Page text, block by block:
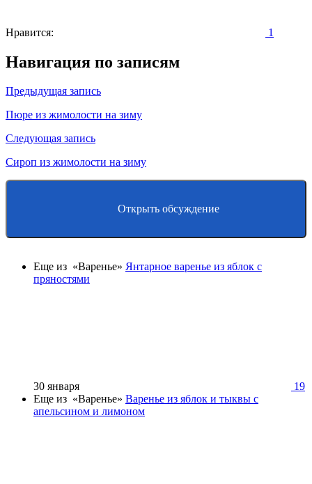
Нравится: 1
Навигация по записям
Предыдущая запись
Пюре из жимолости на зиму
Следующая запись
Сироп из жимолости на зиму
Открыть обсуждение
Еще из «Варенье» Янтарное варенье из яблок с
пряностями
30 января
19
Еще из «Варенье» Варенье из яблок и тыквы с
апельсином и лимоном